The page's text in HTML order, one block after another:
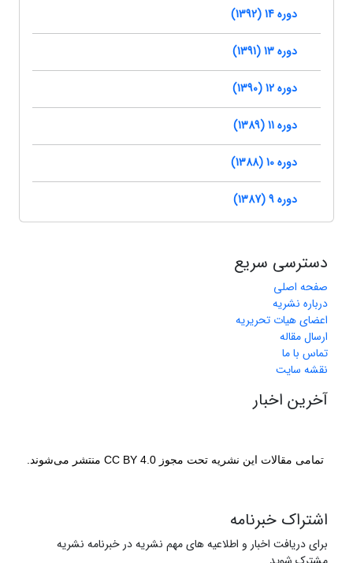
دوره 14 (1392)
دوره 13 (1391)
دوره 12 (1390)
دوره 11 (1389)
دوره 10 (1388)
دوره 9 (1387)
دسترسی سریع
صفحه اصلی
درباره نشریه
اعضای هیات تحریریه
ارسال مقاله
تماس با ما
نقشه سایت
آخرین اخبار
تمامی مقالات این نشریه تحت مجوز CC BY 4.0 منتشر می‌شوند.
اشتراک خبرنامه
برای دریافت اخبار و اطلاعیه های مهم نشریه در خبرنامه نشریه